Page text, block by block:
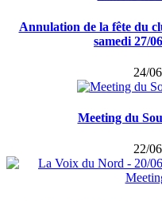
Annulation de la fête du
samedi 27/
24/
Meeting du
22/